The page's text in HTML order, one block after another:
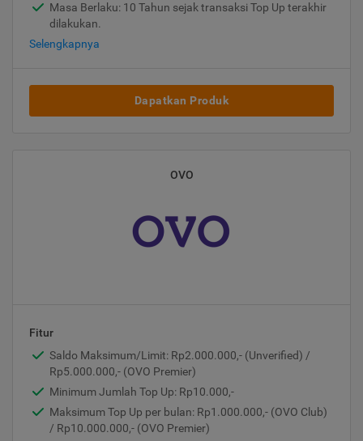
Masa Berlaku: 10 Tahun sejak transaksi Top Up terakhir
dilakukan.
Selengkapnya
Dapatkan Produk
OVO
Fitur
Saldo Maksimum/Limit: Rp2.000.000,- (Unverified) /
Rp5.000.000,- (OVO Premier)
Minimum Jumlah Top Up: Rp10.000,-
Maksimum Top Up per bulan: Rp1.000.000,- (OVO Club)
/ Rp10.000.000,- (OVO Premier)